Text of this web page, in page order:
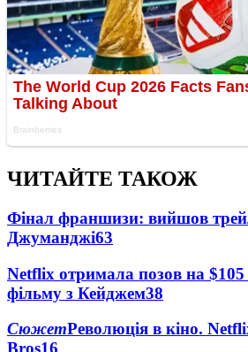
ЧИТАЙТЕ ТАКОЖ
Фінал франшизи: вийшов
Джуманджі63
Netflix отримала позов на $105
фільму з Кейджем38
СюжетРеволюція в кіно.